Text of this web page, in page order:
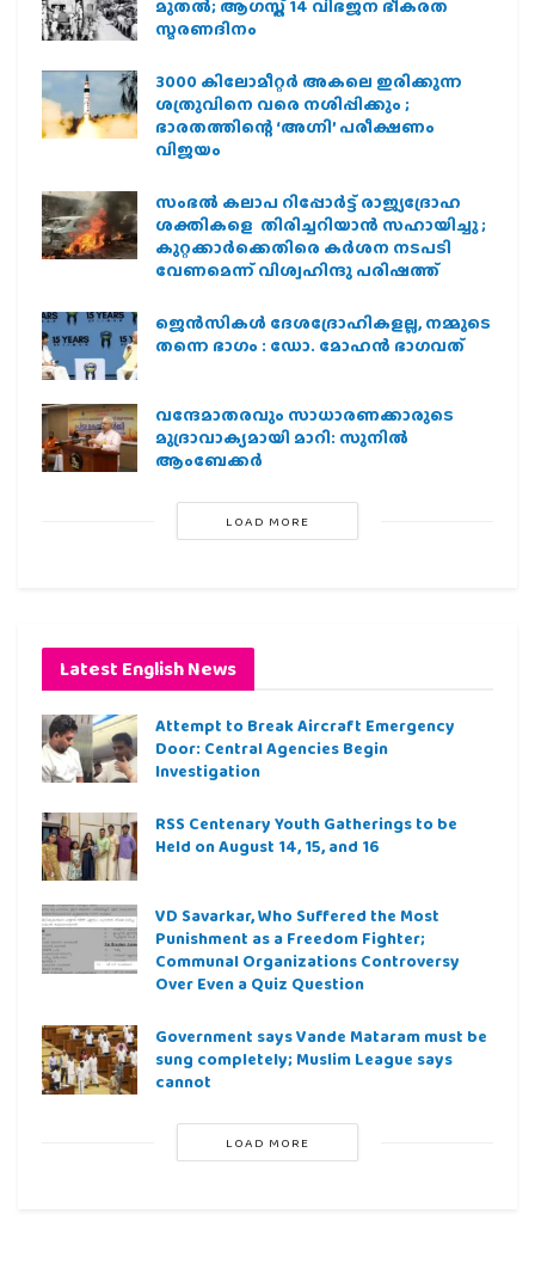
മുതല്‍; ആഗസ്ത് 14 വിഭജന ഭീകരത
സ്മരണദിനം
3000 കിലോമീറ്റർ അകലെ ഇരിക്കുന്ന
ശത്രുവിനെ വരെ നശിപ്പിക്കും ;
ഭാരതത്തിന്റെ ‘അഗ്നി’ പരീക്ഷണം
വിജയം
സംഭൽ കലാപ റിപ്പോർട്ട് രാജ്യദ്രോഹ
ശക്തികളെ തിരിച്ചറിയാൻ സഹായിച്ചു ;
കുറ്റക്കാർക്കെതിരെ കർശന നടപടി
വേണമെന്ന് വിശ്വഹിന്ദു പരിഷത്ത്
ജെന്‍സികള്‍ ദേശദ്രോഹികളല്ല, നമ്മുടെ
തന്നെ ഭാഗം : ഡോ. മോഹന്‍ ഭാഗവത്
വന്ദേമാതരവും സാധാരണക്കാരുടെ
മുദ്രാവാക്യമായി മാറി: സുനിൽ
ആംബേക്കർ
LOAD MORE
Latest English News
Attempt to Break Aircraft Emergency
Door: Central Agencies Begin
Investigation
RSS Centenary Youth Gatherings to be
Held on August 14, 15, and 16
VD Savarkar, Who Suffered the Most
Punishment as a Freedom Fighter;
Communal Organizations Controversy
Over Even a Quiz Question
Government says Vande Mataram must be
sung completely; Muslim League says
cannot
LOAD MORE